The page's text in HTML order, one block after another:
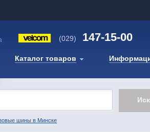
(029) 147-15-00
Каталог товаров
шины в Минске